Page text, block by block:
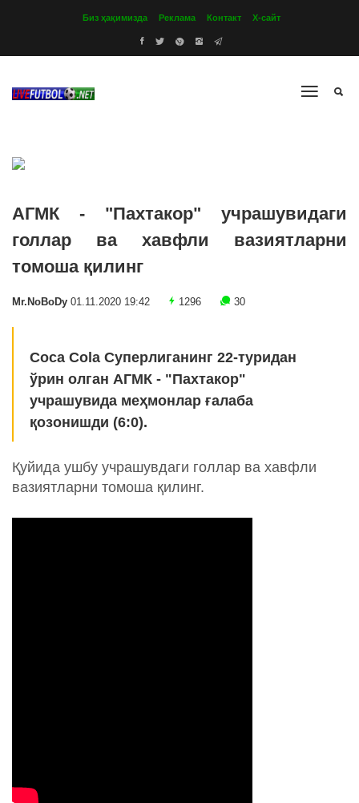
Биз ҳақимизда Реклама Контакт Х-сайт
АГМК - "Пахтакор" учрашувидаги
голлар ва хавфли вазиятларни
томоша қилинг
Mr.NoBoDy 01.11.2020 19:42 1296 30
Coca Cola Суперлиганинг 22-туридан
ўрин олган АГМК - "Пахтакор"
учрашувида меҳмонлар ғалаба
қозонишди (6:0).
Қуйида ушбу учрашувдаги голлар ва хавфли
вазиятларни томоша қилинг.